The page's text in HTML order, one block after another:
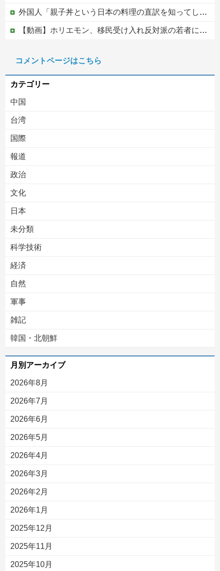
外国人「親子丼という日本の料理の直訳を知ってしまった…」
【動画】ホリエモン、移民受け入れ反対派の若者にブチギレ→スタジオ誰も反論できず沈黙w
中国の海水浴場の映像があまりにも・・・
コメントページはこちら
カテゴリー
中国
台湾
国際
報道
政治
文化
日本
未分類
科学技術
経済
自然
軍事
雑記
韓国・北朝鮮
月別アーカイブ
2026年8月
2026年7月
2026年6月
2026年5月
2026年4月
2026年3月
2026年2月
2026年1月
2025年12月
2025年11月
2025年10月